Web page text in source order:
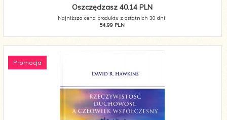
Oszczędzasz 40.14 PLN
Najniższa cena produktu z ostatnich 30 dni:
54.99 PLN
Promocja